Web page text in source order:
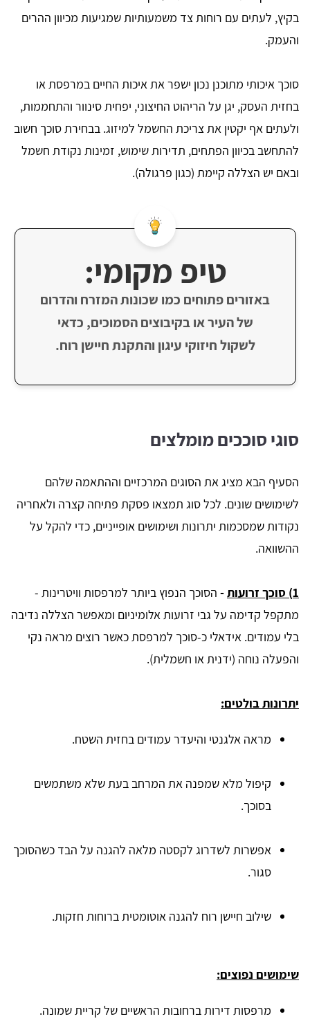
בקיץ, לעתים עם רוחות צד משמעותיות שמגיעות מכיוון ההרים
והעמק.
סוכך איכותי מתוכנן נכון ישפר את איכות החיים במרפסת או
בחזית העסק, יגן על הריהוט החיצוני, יפחית סינוור והתחממות,
ולעתים אף יקטין את צריכת החשמל למיזוג. בבחירת סוכך חשוב
להתחשב בכיוון הפתחים, תדירות שימוש, זמינות נקודת חשמל
ובאם יש הצללה קיימת (כגון פרגולה).
טיפ מקומי:
באזורים פתוחים כמו שכונות המזרח והדרום
של העיר או בקיבוצים הסמוכים, כדאי
לשקול חיזוקי עיגון והתקנת חיישן רוח.
סוגי סוככים מומלצים
הסעיף הבא מציג את הסוגים המרכזיים וההתאמה שלהם
לשימושים שונים. לכל סוג תמצאו פסקת פתיחה קצרה ולאחריה
נקודות שמסכמות יתרונות ושימושים אופייניים, כדי להקל על
ההשוואה.
1) סוכך זרועות - הסוכך הנפוץ ביותר למרפסות וויטרינות -
מתקפל קדימה על גבי זרועות אלומיניום ומאפשר הצללה נדיבה
בלי עמודים. אידאלי כ-סוכך למרפסת כאשר רוצים מראה נקי
והפעלה נוחה (ידנית או חשמלית).
יתרונות בולטים:
מראה אלגנטי והיעדר עמודים בחזית השטח.
קיפול מלא שמפנה את המרחב בעת שלא משתמשים
בסוכך.
אפשרות לשדרוג לקסטה מלאה להגנה על הבד כשהסוכך
סגור.
שילוב חיישן רוח להגנה אוטומטית ברוחות חזקות.
שימושים נפוצים:
מרפסות דירות ברחובות הראשיים של קריית שמונה.